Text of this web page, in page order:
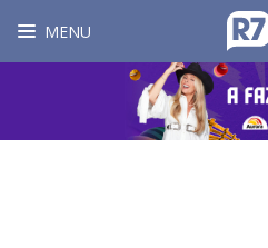
MENU